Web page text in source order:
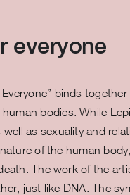
everyone
binds together
bodies. While
as sexuality and
of the human
The work of the
just like DNA. The